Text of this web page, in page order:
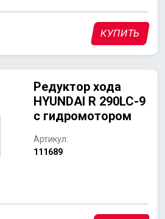
КУПИТЬ
Редуктор хода
HYUNDAI R 290LC-9
с гидромотором
Артикул:
111689